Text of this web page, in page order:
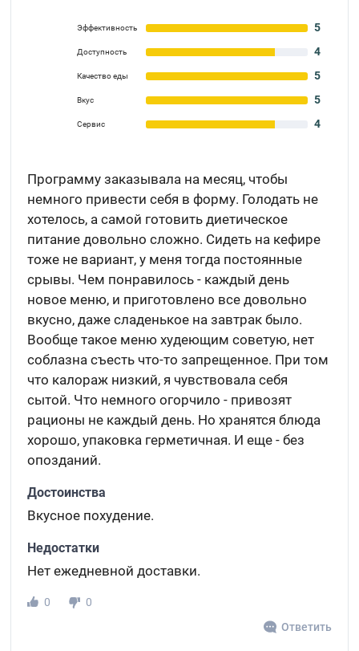
Эффективность 5
Доступность 4
Качество еды 5
Вкус 5
Сервис 4
Программу заказывала на месяц, чтобы
немного привести себя в форму. Голодать не
хотелось, а самой готовить диетическое
питание довольно сложно. Сидеть на кефире
тоже не вариант, у меня тогда постоянные
срывы. Чем понравилось - каждый день
новое меню, и приготовлено все довольно
вкусно, даже сладенькое на завтрак было.
Вообще такое меню худеющим советую, нет
соблазна съесть что-то запрещенное. При том
что калораж низкий, я чувствовала себя
сытой. Что немного огорчило - привозят
рационы не каждый день. Но хранятся блюда
хорошо, упаковка герметичная. И еще - без
опозданий.
Достоинства
Вкусное похудение.
Недостатки
Нет ежедневной доставки.
0
0
Ответить